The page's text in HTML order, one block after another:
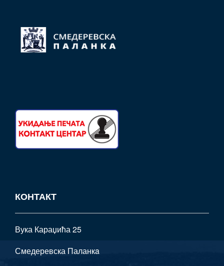
КОНТАКТ
Вука Караџића 25
Смедеревска Паланкa